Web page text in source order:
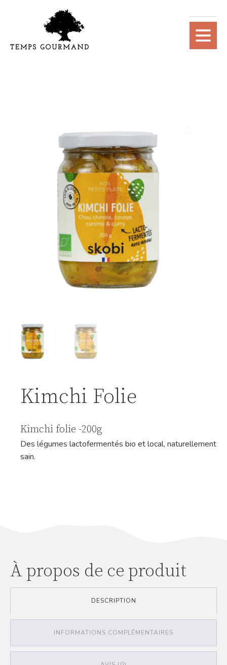
Kimchi Folie
Kimchi folie -200g
Des légumes lactofermentés bio et local, naturellement
sain.
À propos de ce produit
DESCRIPTION
INFORMATIONS COMPLÉMENTAIRES